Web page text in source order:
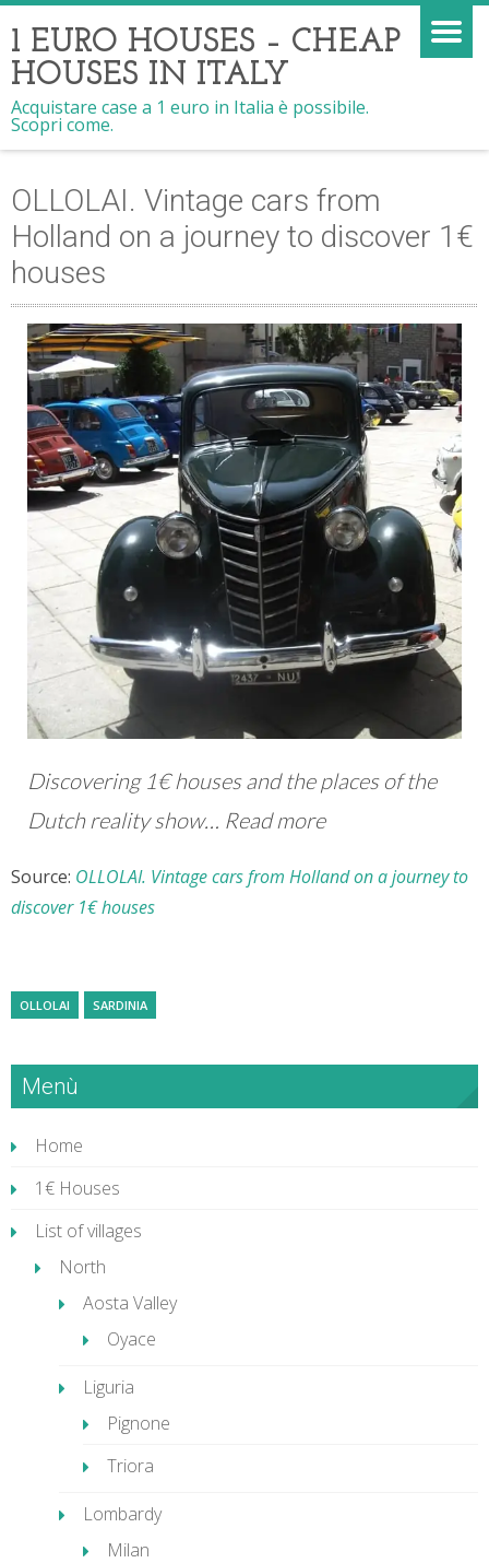
1 EURO HOUSES – CHEAP
HOUSES IN ITALY
Acquistare case a 1 euro in Italia è possibile.
Scopri come.
OLLOLAI. Vintage cars from
Holland on a journey to discover 1€
houses
Discovering 1€ houses and the places of the
Dutch reality show… Read more
Source: OLLOLAI. Vintage cars from Holland on a journey to
discover 1€ houses
OLLOLAI SARDINIA
Menù
Home
1€ Houses
List of villages
North
Aosta Valley
Oyace
Liguria
Pignone
Triora
Lombardy
Milan